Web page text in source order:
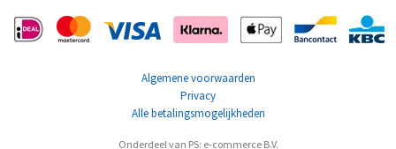
Algemene voorwaarden
Privacy
Alle betalingsmogelijkheden
Onderdeel van PS: e-commerce B.V.